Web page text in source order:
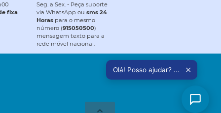
fixa
Seg. a Sex. - Peça suporte
via WhatsApp ou sms 24
Horaspara o mesmo
número (915050500)
mensagem texto para a
rede móvel nacional.
Olá! Posso ajudar? ... ✕